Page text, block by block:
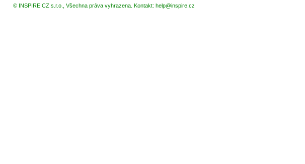
© INSPIRE CZ s.r.o., Všechna práva vyhrazena. Kontakt: help@inspire.cz